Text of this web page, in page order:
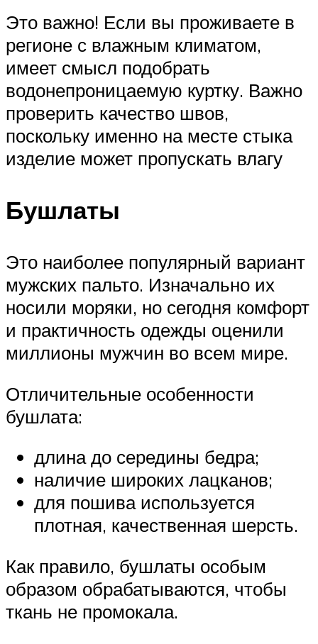
Это важно! Если вы проживаете в
регионе с влажным климатом,
имеет смысл подобрать
водонепроницаемую куртку. Важно
проверить качество швов,
поскольку именно на месте стыка
изделие может пропускать влагу
Бушлаты
Это наиболее популярный вариант
мужских пальто. Изначально их
носили моряки, но сегодня комфорт
и практичность одежды оценили
миллионы мужчин во всем мире.
Отличительные особенности
бушлата:
длина до середины бедра;
наличие широких лацканов;
для пошива используется
плотная, качественная шерсть.
Как правило, бушлаты особым
образом обрабатываются, чтобы
ткань не промокала.